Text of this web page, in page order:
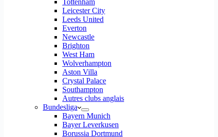
Tottenham
Leicester City
Leeds United
Everton
Newcastle
Brighton
West Ham
Wolverhampton
Aston Villa
Crystal Palace
Southampton
Autres clubs anglais
Bundesliga
Bayern Munich
Bayer Leverkusen
Borussia Dortmund